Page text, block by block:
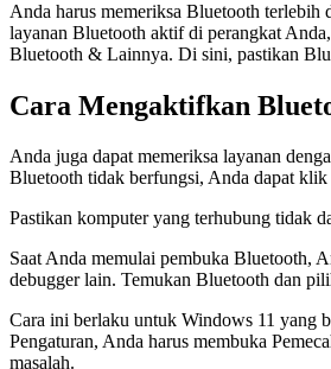
Anda harus memeriksa Bluetooth
layanan Bluetooth aktif di perangkat
Bluetooth & Lainnya. Di sini, pastikan
Cara Mengaktifkan
Anda juga dapat memeriksa layanan
Bluetooth tidak berfungsi, Anda dapat
Pastikan komputer yang terhubung tidak
Saat Anda memulai pembuka Bluetooth,
debugger lain. Temukan Bluetooth dan
Cara ini berlaku untuk Windows 11 yang
Pengaturan, Anda harus membuka
masalah.